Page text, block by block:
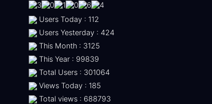
Users Today : 112
Users Yesterday : 424
This Month : 3125
This Year : 99839
Total Users : 301064
Views Today : 185
Total views : 688793